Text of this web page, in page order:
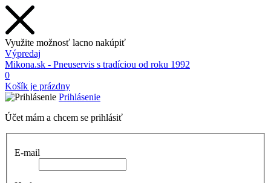
Využite možnosť lacno nakúpiť
Výpredaj
Mikona.sk - Pneuservis s tradíciou od roku 1992
0
Košík je prázdny
Prihlásenie
Účet mám a chcem se prihlásiť
E-mail